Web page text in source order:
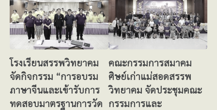
โรงเรียนสรรพวิทยาคม
จัดกิจกรรม “การอบรม
ภาษาจีนและเข้ารับการ
ทดสอบมาตรฐานการวัด
คณะกรรมการสมาคม
ศิษย์เก่าแม่สอดสรรพ
วิทยาคม จัดประชุมคณะ
กรรมการและ